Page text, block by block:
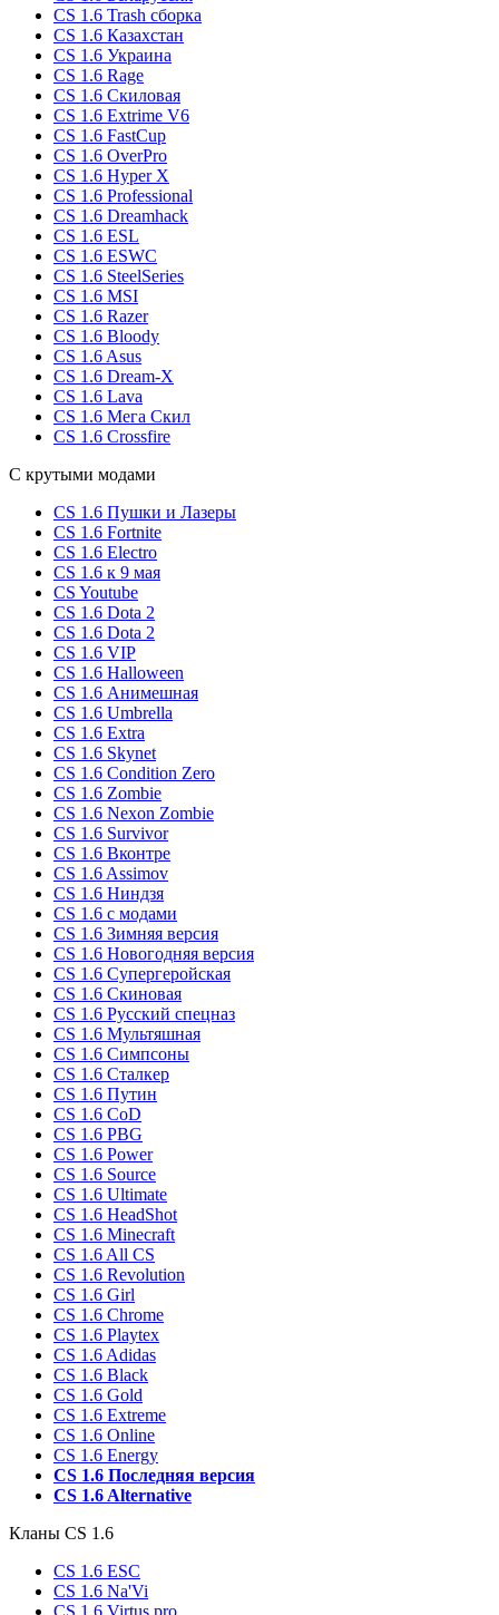
CS 1.6 Trash сборка
CS 1.6 Казахстан
CS 1.6 Украина
CS 1.6 Rage
CS 1.6 Скиловая
CS 1.6 Extrime V6
CS 1.6 FastCup
CS 1.6 OverPro
CS 1.6 Hyper X
CS 1.6 Professional
CS 1.6 Dreamhack
CS 1.6 ESL
CS 1.6 ESWC
CS 1.6 SteelSeries
CS 1.6 MSI
CS 1.6 Razer
CS 1.6 Bloody
CS 1.6 Asus
CS 1.6 Dream-X
CS 1.6 Lava
CS 1.6 Мега Скил
CS 1.6 Crossfire
С крутыми модами
CS 1.6 Пушки и Лазеры
CS 1.6 Fortnite
CS 1.6 Electro
CS 1.6 к 9 мая
CS Youtube
CS 1.6 Dota 2
CS 1.6 Dota 2
CS 1.6 VIP
CS 1.6 Halloween
CS 1.6 Анимешная
CS 1.6 Umbrella
CS 1.6 Extra
CS 1.6 Skynet
CS 1.6 Condition Zero
CS 1.6 Zombie
CS 1.6 Nexon Zombie
CS 1.6 Survivor
CS 1.6 Вконтре
CS 1.6 Assimov
CS 1.6 Ниндзя
CS 1.6 с модами
CS 1.6 Зимняя версия
CS 1.6 Новогодняя версия
CS 1.6 Супергеройская
CS 1.6 Скиновая
CS 1.6 Русский спецназ
CS 1.6 Мультяшная
CS 1.6 Симпсоны
CS 1.6 Сталкер
CS 1.6 Путин
CS 1.6 CoD
CS 1.6 PBG
CS 1.6 Power
CS 1.6 Source
CS 1.6 Ultimate
CS 1.6 HeadShot
CS 1.6 Minecraft
CS 1.6 All CS
CS 1.6 Revolution
CS 1.6 Girl
CS 1.6 Chrome
CS 1.6 Playtex
CS 1.6 Adidas
CS 1.6 Black
CS 1.6 Gold
CS 1.6 Extreme
CS 1.6 Online
CS 1.6 Energy
CS 1.6 Последняя версия
CS 1.6 Alternative
Кланы СS 1.6
CS 1.6 ESC
CS 1.6 Na'Vi
CS 1.6 Virtus pro